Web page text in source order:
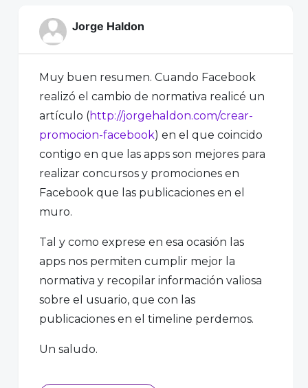
Jorge Haldon
Muy buen resumen. Cuando Facebook
realizó el cambio de normativa realicé un
artículo (http://jorgehaldon.com/crear-
promocion-facebook) en el que coincido
contigo en que las apps son mejores para
realizar concursos y promociones en
Facebook que las publicaciones en el
muro.
Tal y como exprese en esa ocasión las
apps nos permiten cumplir mejor la
normativa y recopilar información valiosa
sobre el usuario, que con las
publicaciones en el timeline perdemos.
Un saludo.